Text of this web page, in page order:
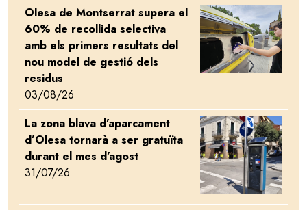
Olesa de Montserrat supera el
60% de recollida selectiva
amb els primers resultats del
nou model de gestió dels
residus
03/08/26
Image
La zona blava d’aparcament
d’Olesa tornarà a ser gratuïta
durant el mes d’agost
31/07/26
Image